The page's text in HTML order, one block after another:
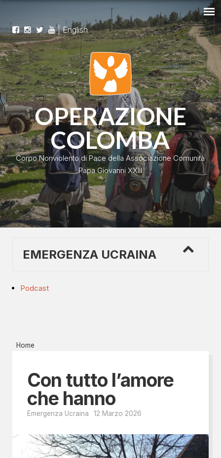
|English
OPERAZIONE
COLOMBA
Corpo Nonviolento di Pace della Associazione Comunità
Papa Giovanni XXIII
EMERGENZA UCRAINA
Podcast
Home
Con tutto l’amore
che hanno
Emergenza Ucraina 12 Marzo 2026